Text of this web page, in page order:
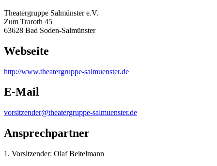
Theatergruppe Salmünster e.V.
Zum Traroth 45
63628 Bad Soden-Salmünster
Webseite
http://www.theatergruppe-salmuenster.de
E-Mail
vorsitzender@theatergruppe-salmuenster.de
Ansprechpartner
1. Vorsitzender: Olaf Beitelmann